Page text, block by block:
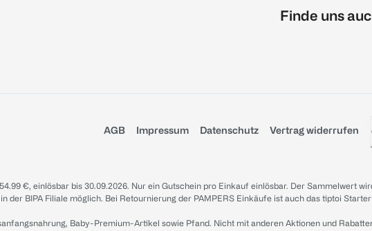
Finde uns
AGB Impressum Datenschutz Vertrag widerrufen
€, einlösbar bis 30.09.2026. Nur ein Gutschein pro Einkauf einlösbar. Der Sammelwert
der BIPA Filiale möglich. Bei Retournierung der PAMPERS Einkäufe ist auch das tiptoi
Baby-Premium-Artikel sowie Pfand. Nicht mit anderen Aktionen und